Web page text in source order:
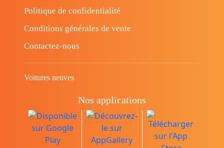
Politique de confidentialité
Conditions générales de vente
Contactez-nous
Voitures neuves
Nos applications